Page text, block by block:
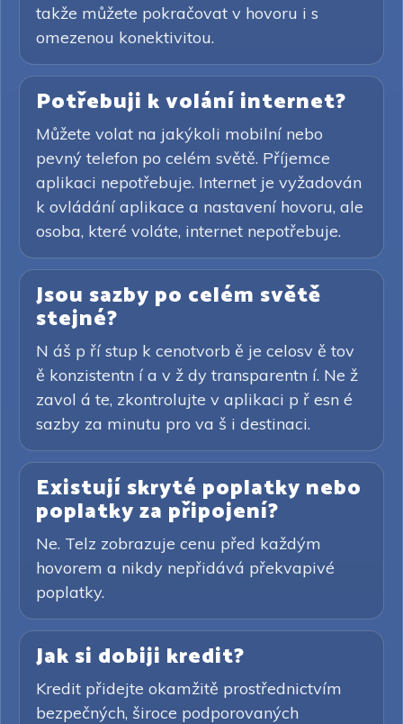
takže můžete pokračovat v hovoru i s
omezenou konektivitou.
Potřebuji k volání internet?
Můžete volat na jakýkoli mobilní nebo
pevný telefon po celém světě. Příjemce
aplikaci nepotřebuje. Internet je vyžadován
k ovládání aplikace a nastavení hovoru, ale
osoba, které voláte, internet nepotřebuje.
Jsou sazby po celém světě
stejné?
N áš p ří stup k cenotvorb ě je celosv ě tov
ě konzistentn í a v ž dy transparentn í. Ne ž
zavol á te, zkontrolujte v aplikaci p ř esn é
sazby za minutu pro va š i destinaci.
Existují skryté poplatky nebo
poplatky za připojení?
Ne. Telz zobrazuje cenu před každým
hovorem a nikdy nepřidává překvapivé
poplatky.
Jak si dobiji kredit?
Kredit přidejte okamžitě prostřednictvím
bezpečných, široce podporovaných